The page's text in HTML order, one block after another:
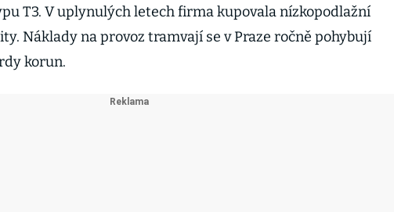
T3. V uplynulých letech firma kupovala nízkopodlažní
Náklady na provoz tramvají se v Praze ročně pohybují
korun.